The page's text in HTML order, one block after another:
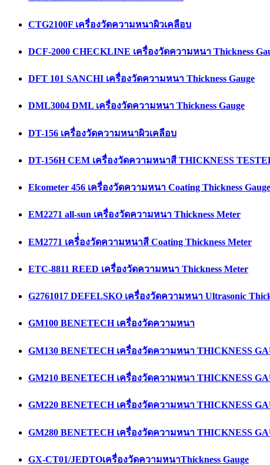
CTG2100F เครื่องวัดความหนาผิวเคลือบ
DCF-2000 CHECKLINE เครื่องวัดความหนา Thickness
DFT 101 SANCHI เครื่องวัดความหนา Thickness Gauge
DML3004 DML เครื่องวัดความหนา Thickness Gauge
DT-156 เครื่องวัดความหนาผิวเคลือบ
DT-156H CEM เครื่องวัดความหนาสี THICKNESS
Elcometer 456 เครื่องวัดความหนา Coating Thickness Gauge
EM2271 all-sun เครื่องวัดความหนา Thickness Meter
EM2771 เครื่่องวัดความหนาสี Coating Thickness Meter
ETC-8811 REED เครื่องวัดความหนา Thickness Meter
G2761017 DEFELSKO เครื่องวัดความหนา Ultrasonic
GM100 BENETECH เครื่องวัดความหนา
GM130 BENETECH เครื่องวัดความหนา THICKNESS
GM210 BENETECH เครื่องวัดความหนา THICKNESS
GM220 BENETECH เครื่องวัดความหนา THICKNESS
GM280 BENETECH เครื่องวัดความหนา THICKNESS
GX-CT01/JEDTOเครื่องวัดความหนาThickness Gauge